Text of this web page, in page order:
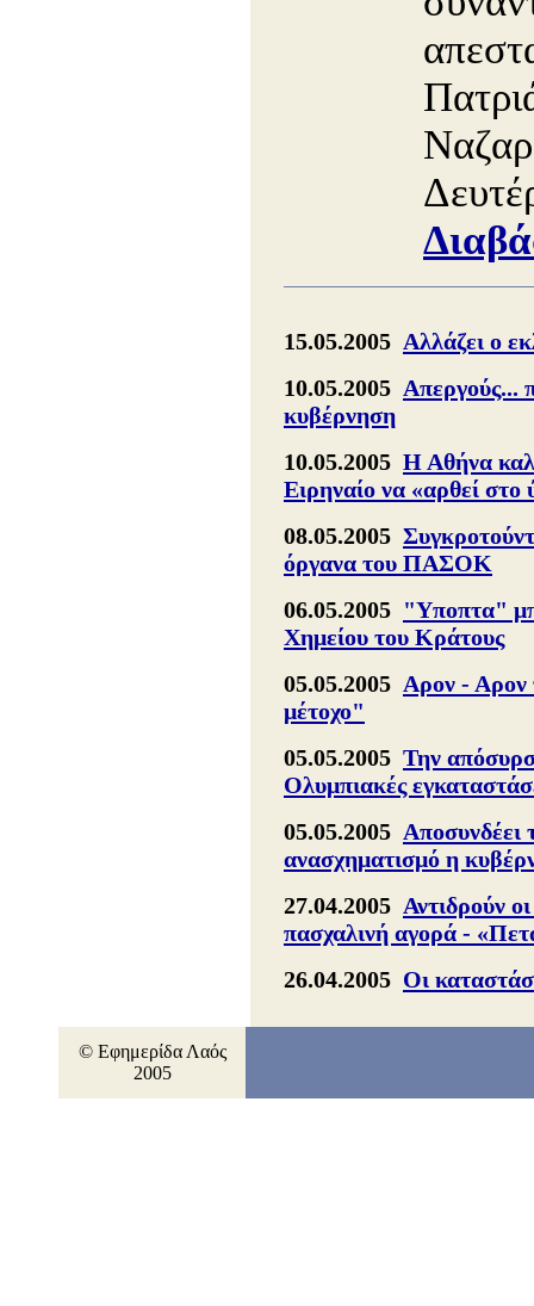
15.05.2005 Αλλάζει ο
10.05.2005 Απεργούς...
κυβέρνηση
10.05.2005 Η Αθήνα
Ειρηναίο να «αρθεί
08.05.2005
όργανα του ΠΑΣΟΚ
06.05.2005 "Υποπτα"
Χημείου του Κράτους
05.05.2005 Αρον - Αρον
μέτοχο"
05.05.2005 Την
Ολυμπιακές
05.05.2005 Αποσυνδέει
ανασχηματισμό η
27.04.2005 Αντιδρούν
πασχαλινή αγορά -
26.04.2005 Οι
© Εφημερίδα Λαός
2005